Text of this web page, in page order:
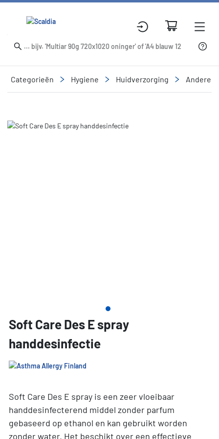
Categorieën Hygiene Huidverzorging Andere
Slide 1 of 1
Soft Care Des E spray
handdesinfectie
Soft Care Des E spray is een zeer vloeibaar
handdesinfecterend middel zonder parfum
gebaseerd op ethanol en kan gebruikt worden
zonder water. Het beschikt over een effectieve